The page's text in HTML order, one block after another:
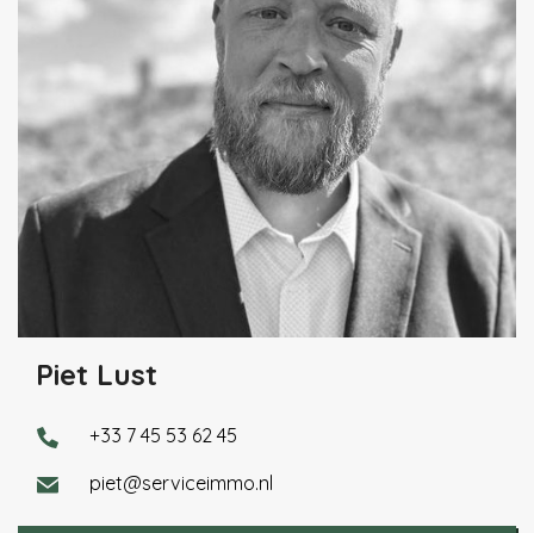
Piet Lust
+33 7 45 53 62 45
piet@serviceimmo.nl